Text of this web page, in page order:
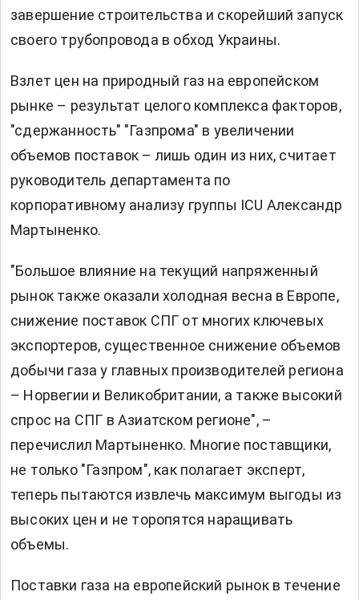
завершение строительства и скорейший запуск
своего трубопровода в обход Украины.
Взлет цен на природный газ на европейском
рынке – результат целого комплекса факторов,
"сдержанность" "Газпрома" в увеличении
объемов поставок – лишь один из них, считает
руководитель департамента по
корпоративному анализу группы ICU Александр
Мартыненко.
"Большое влияние на текущий напряженный
рынок также оказали холодная весна в Европе,
снижение поставок СПГ от многих ключевых
экспортеров, существенное снижение объемов
добычи газа у главных производителей региона
– Норвегии и Великобритании, а также высокий
спрос на СПГ в Азиатском регионе", –
перечислил Мартыненко. Многие поставщики,
не только "Газпром", как полагает эксперт,
теперь пытаются извлечь максимум выгоды из
высоких цен и не торопятся наращивать
объемы.
Поставки газа на европейский рынок в течение